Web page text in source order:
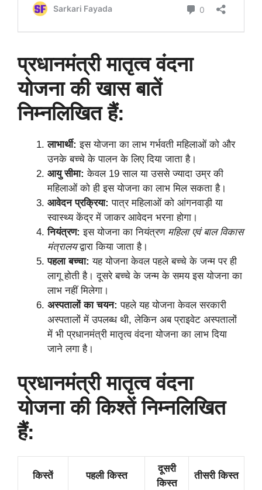
प्रधानमंत्री मातृत्व वंदना
योजना की खास बातें
निम्नलिखित हैं:
लाभार्थी: इस योजना का लाभ गर्भवती महिलाओं को और
उनके बच्चे के पालन के लिए दिया जाता है।
आयु सीमा: केवल 19 साल या उससे ज्यादा उम्र की
महिलाओं को ही इस योजना का लाभ मिल सकता है।
आवेदन प्रक्रिया: पात्र महिलाओं को आंगनवाड़ी या
स्वास्थ्य केंद्र में जाकर आवेदन भरना होगा।
नियंत्रण: इस योजना का नियंत्रण महिला एवं बाल विकास
मंत्रालयद्वारा किया जाता है।
पहला बच्चा: यह योजना केवल पहले बच्चे के जन्म पर ही
लागू होती है। दूसरे बच्चे के जन्म के समय इस योजना का
लाभ नहीं मिलेगा।
अस्पतालों का चयन: पहले यह योजना केवल सरकारी
अस्पतालों में उपलब्ध थी, लेकिन अब प्राइवेट अस्पतालों
में भी प्रधानमंत्री मातृत्व वंदना योजना का लाभ दिया
जाने लगा है।
प्रधानमंत्री मातृत्व वंदना
योजना की किश्तें निम्नलिखित
हैं:
किस्तें पहली किस्त
दूसरी
किस्त
तीसरी किस्त